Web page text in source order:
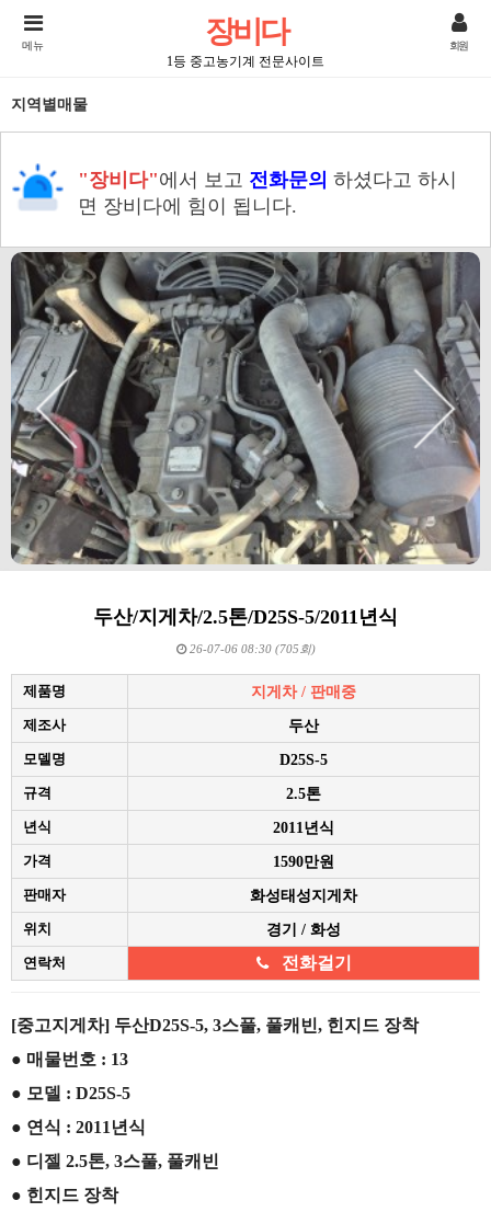
장비다
1등 중고농기계 전문사이트
메뉴 회원
지역별매물
"장비다"에서 보고 전화문의 하셨다고 하시
면 장비다에 힘이 됩니다.
두산/지게차/2.5톤/D25S-5/2011년식
26-07-06 08:30 (705회)
제품명 지게차 / 판매중
제조사 두산
모델명 D25S-5
규격 2.5톤
년식 2011년식
가격 1590만원
판매자 화성태성지게차
위치 경기 / 화성
연락처 전화걸기
본문
[중고지게차] 두산D25S-5, 3스풀, 풀캐빈, 힌지드 장착
● 매물번호 : 13
● 모델 : D25S-5
● 연식 : 2011년식
● 디젤 2.5톤, 3스풀, 풀캐빈
● 힌지드 장착